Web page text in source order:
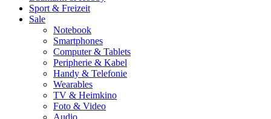
Sport & Freizeit
Sale
Notebook
Smartphones
Computer & Tablets
Peripherie & Kabel
Handy & Telefonie
Wearables
TV & Heimkino
Foto & Video
Audio